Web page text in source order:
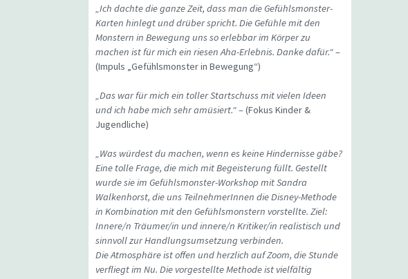
„Ich dachte die ganze Zeit, dass man die Gefühlsmonster-
Karten hinlegt und drüber spricht. Die Gefühle mit den
Monstern in Bewegung uns so erlebbar im Körper zu
machen ist für mich ein riesen Aha-Erlebnis. Danke dafür.“–
(Impuls „Gefühlsmonster in Bewegung“)
„Das war für mich ein toller Startschuss mit vielen Ideen
und ich habe mich sehr amüsiert.“ –(Fokus Kinder &
Jugendliche)
„Was würdest du machen, wenn es keine Hindernisse gäbe?
Eine tolle Frage, die mich mit Begeisterung füllt. Gestellt
wurde sie im Gefühlsmonster-Workshop mit Sandra
Walkenhorst, die uns TeilnehmerInnen die Disney-Methode
in Kombination mit den Gefühlsmonstern vorstellte. Ziel:
Innere/n Träumer/in und innere/n Kritiker/in realistisch und
sinnvoll zur Handlungsumsetzung verbinden.
Die Atmosphäre ist offen und herzlich auf Zoom, die Stunde
verfliegt im Nu. Die vorgestellte Methode ist vielfältig